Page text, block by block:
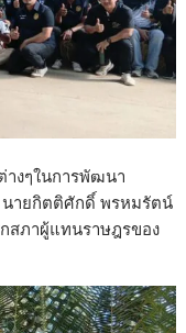
งๆในการพัฒนา
ายกิตติศักดิ์ พรหมรัตน์
สภาผู้แทนราษฎรของ